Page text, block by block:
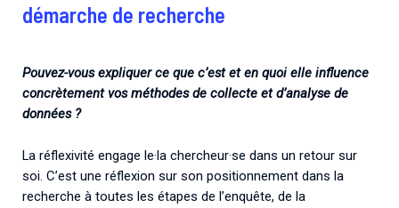
démarche de recherche
Pouvez-vous expliquer ce que c’est et en quoi elle influence
concrètement vos méthodes de collecte et d’analyse de
données ?
La réflexivité engage le·la chercheur·se dans un retour sur
soi. C’est une réflexion sur son positionnement dans la
recherche à toutes les étapes de l’enquête, de la